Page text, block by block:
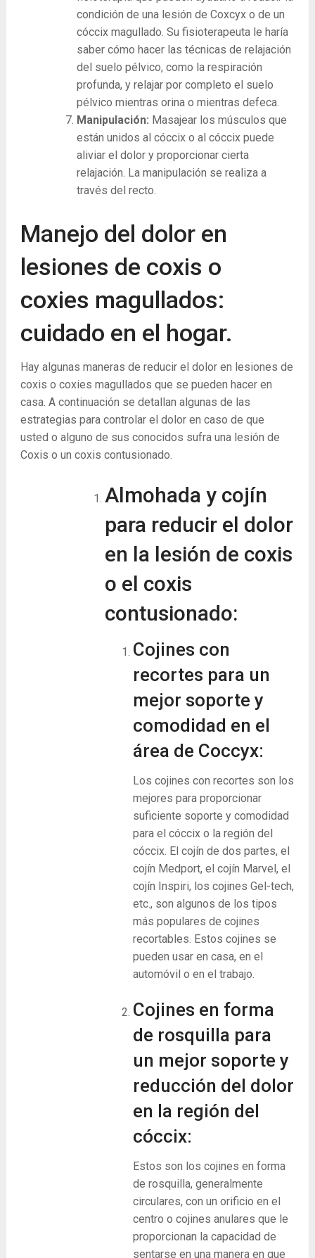
condición de una lesión de Coxcyx o de un
cóccix magullado. Su fisioterapeuta le haría
saber cómo hacer las técnicas de relajación
del suelo pélvico, como la respiración
profunda, y relajar por completo el suelo
pélvico mientras orina o mientras defeca.
Manipulación: Masajear los músculos que
están unidos al cóccix o al cóccix puede
aliviar el dolor y proporcionar cierta
relajación. La manipulación se realiza a
través del recto.
Manejo del dolor en
lesiones de coxis o
coxies magullados:
cuidado en el hogar.
Hay algunas maneras de reducir el dolor en lesiones de
coxis o coxies magullados que se pueden hacer en
casa. A continuación se detallan algunas de las
estrategias para controlar el dolor en caso de que
usted o alguno de sus conocidos sufra una lesión de
Coxis o un coxis contusionado.
Almohada y cojín
para reducir el dolor
en la lesión de coxis
o el coxis
contusionado:
Cojines con
recortes para un
mejor soporte y
comodidad en el
área de Coccyx:
Los cojines con recortes son los
mejores para proporcionar
suficiente soporte y comodidad
para el cóccix o la región del
cóccix. El cojín de dos partes, el
cojín Medport, el cojín Marvel, el
cojín Inspiri, los cojines Gel-tech,
etc., son algunos de los tipos
más populares de cojines
recortables. Estos cojines se
pueden usar en casa, en el
automóvil o en el trabajo.
Cojines en forma
de rosquilla para
un mejor soporte y
reducción del dolor
en la región del
cóccix:
Estos son los cojines en forma
de rosquilla, generalmente
circulares, con un orificio en el
centro o cojines anulares que le
proporcionan la capacidad de
sentarse en una manera en que